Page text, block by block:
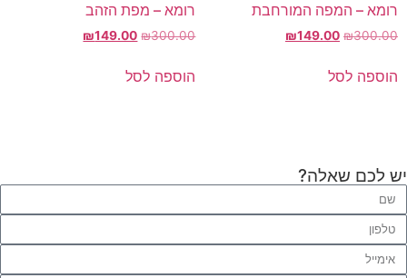
רומא – המפה המורחבת
₪300.00
₪149.00
הוספה לסל
רומא – מפת הזהב
₪300.00
₪149.00
הוספה לסל
יש לכם שאלה?